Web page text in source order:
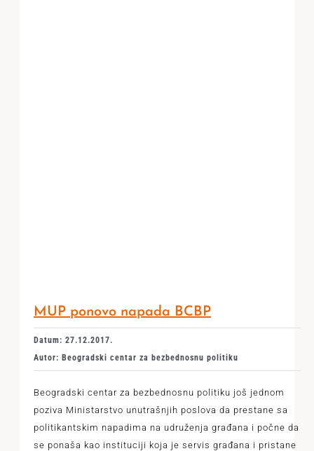
MUP ponovo napada BCBP
Datum: 27.12.2017.
Autor: Beogradski centar za bezbednosnu politiku
Beogradski centar za bezbednosnu politiku još jednom
poziva Ministarstvo unutrašnjih poslova da prestane sa
politikantskim napadima na udruženja građana i počne da
se ponaša kao instituciji koja je servis građana i pristane